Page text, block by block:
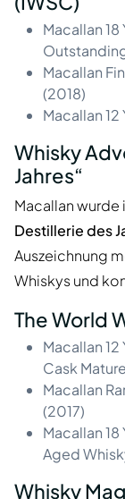
Macallan
Macallan
(2018)
Macallan
Whisky
Jahres“
Macallan wurde
Destillerie des
Auszeichnung
Whiskys und
The World
Macallan
Cask
Macallan
(2017)
Macallan
Aged
Whisky